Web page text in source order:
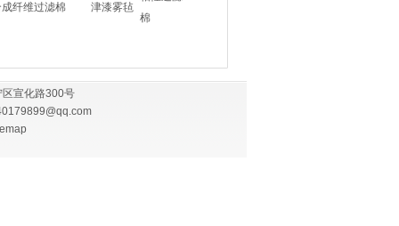
纤维过滤棉
津漆雾毡
棉
宣化路300号